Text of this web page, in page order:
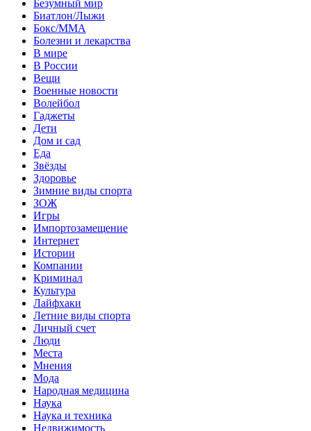
Безумный мир
Биатлон/Лыжи
Бокс/MMA
Болезни и лекарства
В мире
В России
Вещи
Военные новости
Волейбол
Гаджеты
Дети
Дом и сад
Еда
Звёзды
Здоровье
Зимние виды спорта
ЗОЖ
Игры
Импортозамещение
Интернет
Истории
Компании
Криминал
Культура
Лайфхаки
Летние виды спорта
Личный счет
Люди
Места
Мнения
Мода
Народная медицина
Наука
Наука и техника
Недвижимость